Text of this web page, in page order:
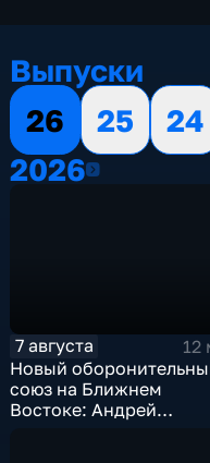
Выпуски
26
25 24
20262026
7 августа
12
Новый
союз на Ближнем
Востоке: Андрей